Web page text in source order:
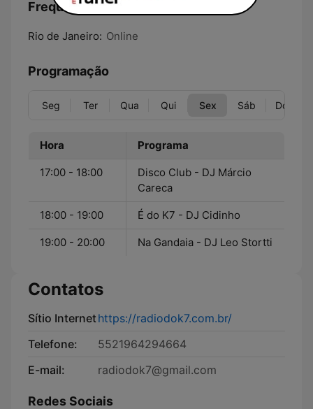
Frequências Rádio do K7:
Rio de Janeiro: Online
Programação
Seg Ter Qua Qui Sex Sáb Dom
Hora Programa
17:00 - 18:00
Disco Club - DJ Márcio
Careca
18:00 - 19:00 É do K7 - DJ Cidinho
19:00 - 20:00 Na Gandaia - DJ Leo Stortti
Contatos
Sítio Internethttps://radiodok7.com.br/
Telefone:
5521964294664
E-mail:
radiodok7@gmail.com
Redes Sociais